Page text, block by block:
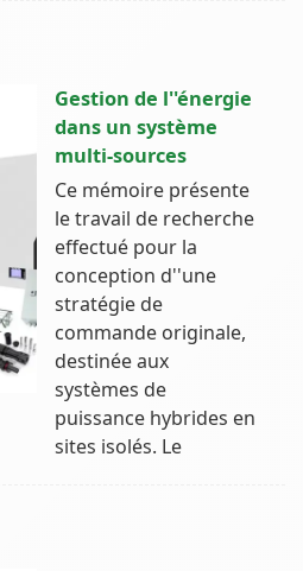
Gestion de l''énergie
dans un système
multi-sources
Ce mémoire présente
le travail de recherche
effectué pour la
conception d''une
stratégie de
commande originale,
destinée aux
systèmes de
puissance hybrides en
sites isolés. Le